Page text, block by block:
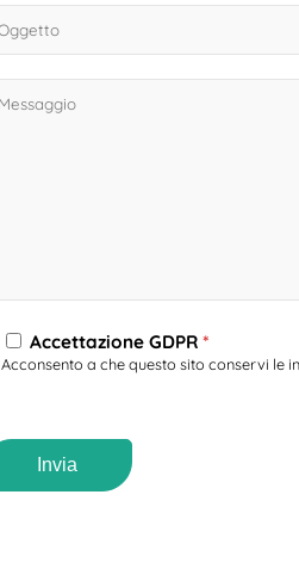
Accettazione GDPR *
Acconsento a che questo sito conservi le